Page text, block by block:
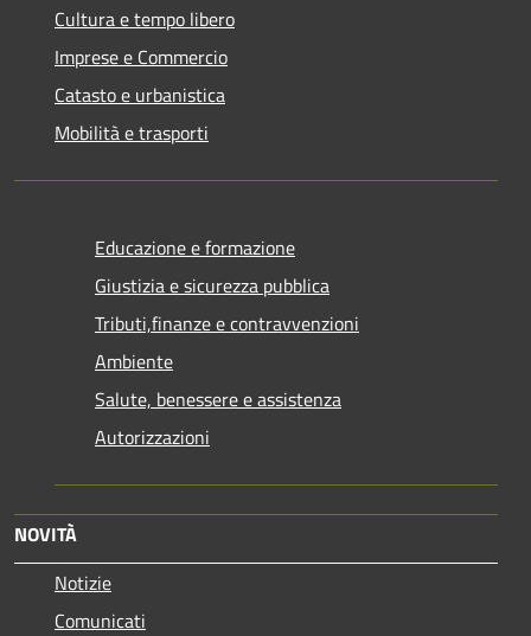
Cultura e tempo libero
Imprese e Commercio
Catasto e urbanistica
Mobilità e trasporti
Educazione e formazione
Giustizia e sicurezza pubblica
Tributi,finanze e contravvenzioni
Ambiente
Salute, benessere e assistenza
Autorizzazioni
NOVITÀ
Notizie
Comunicati